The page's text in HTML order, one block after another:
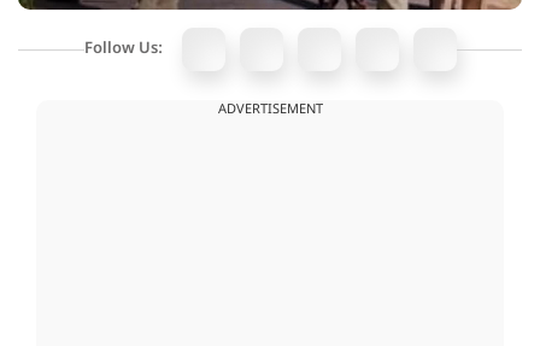
Follow Us:
ADVERTISEMENT